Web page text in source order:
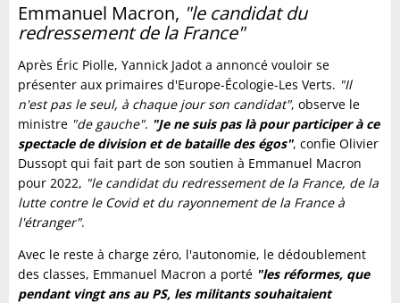
Emmanuel Macron, "le candidat du
redressement de la France"
Après Éric Piolle, Yannick Jadot a annoncé vouloir se
présenter aux primaires d'Europe-Écologie-Les Verts. "Il
n'est pas le seul, à chaque jour son candidat", observe le
ministre "de gauche". "Je ne suis pas là pour participer à ce
spectacle de division et de bataille des égos", confie Olivier
Dussopt qui fait part de son soutien à Emmanuel Macron
pour 2022, "le candidat du redressement de la France, de la
lutte contre le Covid et du rayonnement de la France à
l'étranger".
Avec le reste à charge zéro, l'autonomie, le dédoublement
des classes, Emmanuel Macron a porté "les réformes, que
pendant vingt ans au PS, les militants souhaitaient